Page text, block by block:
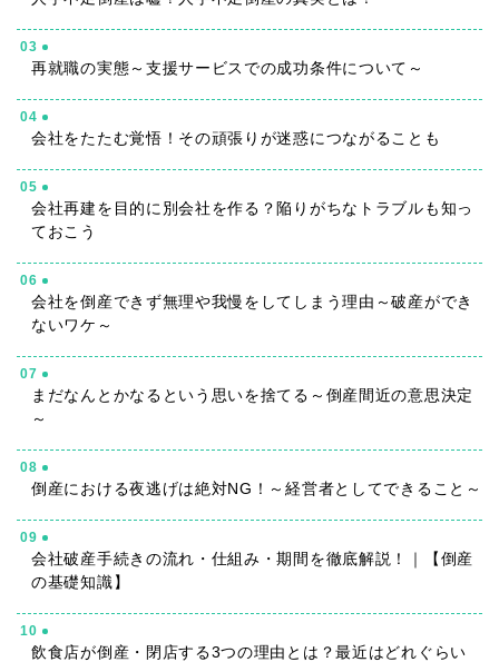
03
再就職の実態～支援サービスでの成功条件について～
04
会社をたたむ覚悟！その頑張りが迷惑につながることも
05
会社再建を目的に別会社を作る？陥りがちなトラブルも知っ
ておこう
06
会社を倒産できず無理や我慢をしてしまう理由～破産ができ
ないワケ～
07
まだなんとかなるという思いを捨てる～倒産間近の意思決定
～
08
倒産における夜逃げは絶対NG！～経営者としてできること～
09
会社破産手続きの流れ・仕組み・期間を徹底解説！｜【倒産
の基礎知識】
10
飲食店が倒産・閉店する3つの理由とは？最近はどれぐらい